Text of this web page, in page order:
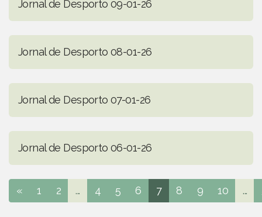
Jornal de Desporto 09-01-26
Jornal de Desporto 08-01-26
Jornal de Desporto 07-01-26
Jornal de Desporto 06-01-26
« 1 2 ... 4 5 6 7 8 9 10 ...